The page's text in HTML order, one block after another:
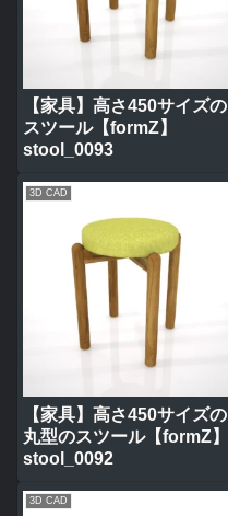
【家具】高さ450サイズの
スツール【formZ】
stool_0093
3D CAD
【家具】高さ450サイズの
丸型のスツール【formZ】
stool_0092
3D CAD